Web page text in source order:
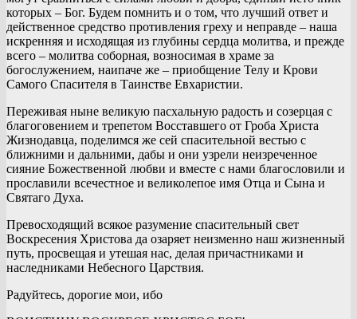
которых – Бог. Будем помнить и о том, что лучший ответ и
действенное средство противления греху и неправде – наша
искренняя и исходящая из глубины сердца молитва, и прежде
всего – молитва соборная, возносимая в храме за
богослужением, наипаче же – приобщение Телу и Крови
Самого Спасителя в Таинстве Евхаристии.
Переживая ныне великую пасхальную радость и созерцая с
благоговением и трепетом Восставшего от Гроба Христа
Жизнодавца, поделимся же сей спасительной вестью с
ближними и дальними, дабы и они узрели неизреченное
сияние Божественной любви и вместе с нами благословили и
прославили всечестное и великолепое имя Отца и Сына и
Святаго Духа.
Превосходящий всякое разумение спасительный свет
Воскресения Христова да озаряет неизменно наш жизненный
путь, просвещая и утешая нас, делая причастниками и
наследниками Небесного Царствия.
Радуйтесь, дорогие мои, ибо